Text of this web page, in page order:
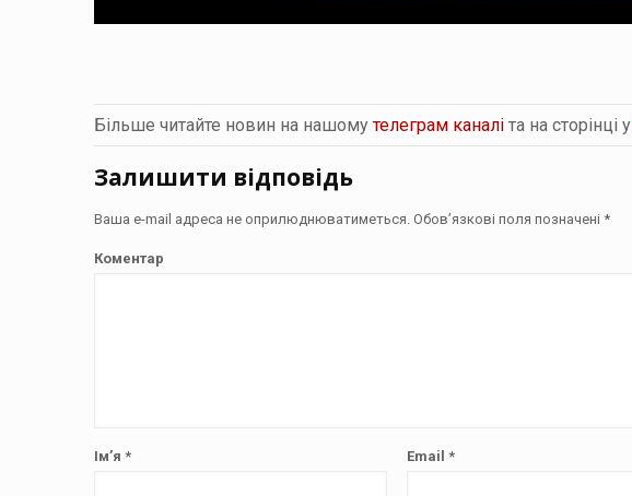
Більше читайте новин на нашомутелеграм каналіта на сторінці у
Залишити відповідь
Ваша e-mail адреса не оприлюднюватиметься. Обов’язкові поля позначені *
Коментар
Ім’я * Email *